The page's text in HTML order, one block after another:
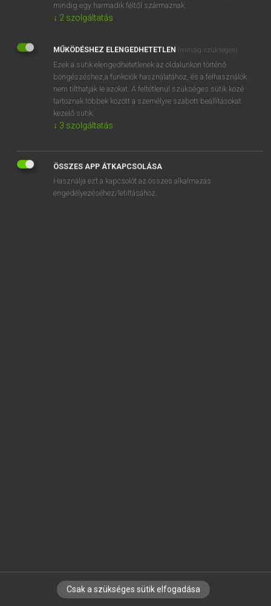
REGISZTRÁCIÓ
EURÓPAI UNIÓS TERMINOLÓGIAI SZÓTÁR
Kapcsolódó anyagok
nano-biotechnology
napenergia
IRATKOZZ FEL HÍRLEVELÜNKRE!
mindig egy harmadik féltől származnak.
↓ 2 szolgáltatás
MŰKÖDÉSHEZ ELENGEDHETETLEN (mindig szükséges)
Ezek a sütik elengedhetetlenek az oldalunkon történő
böngészéshez,a funkciók használatához, és a felhasználók
nem tilthatják le azokat. A feltétlenül szükséges sütik közé
tartoznak többek között a személyre szabott beállításokat
kezelő sütik.
↓ 3 szolgáltatás
ÖSSZES APP ÁTKAPCSOLÁSA
Használja ezt a kapcsolót az összes alkalmazás
engedélyezéséhez/letiltásához.
Csak a szükséges sütik elfogadása